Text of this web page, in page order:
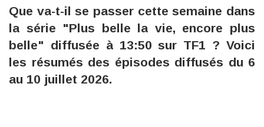
Que va-t-il se passer cette semaine dans
la série "Plus belle la vie, encore plus
belle" diffusée à 13:50 sur TF1 ? Voici
les résumés des épisodes diffusés du 6
au 10 juillet 2026.